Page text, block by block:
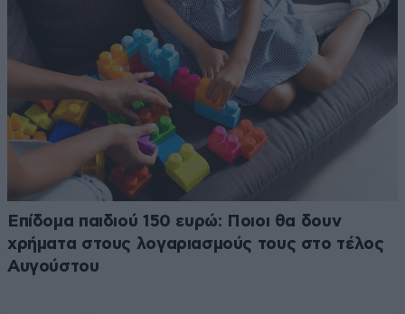
Επίδομα παιδιού 150 ευρώ: Ποιοι θα δουν
χρήματα στους λογαριασμούς τους στο τέλος
Αυγούστου